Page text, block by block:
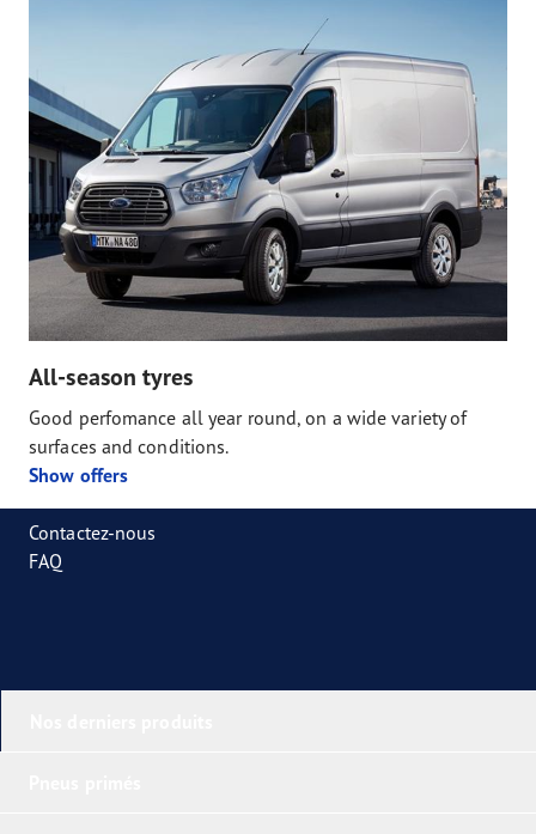
All-season tyres
Good perfomance all year round, on a wide variety of
surfaces and conditions.
Show offers
Contactez-nous
FAQ